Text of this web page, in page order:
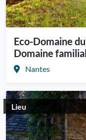
Eco-Domaine
Domaine familial
Nantes
Lieu